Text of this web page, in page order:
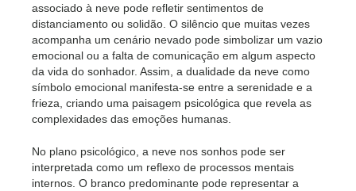
associado à neve pode refletir sentimentos de
distanciamento ou solidão. O silêncio que muitas vezes
acompanha um cenário nevado pode simbolizar um vazio
emocional ou a falta de comunicação em algum aspecto
da vida do sonhador. Assim, a dualidade da neve como
símbolo emocional manifesta-se entre a serenidade e a
frieza, criando uma paisagem psicológica que revela as
complexidades das emoções humanas.
No plano psicológico, a neve nos sonhos pode ser
interpretada como um reflexo de processos mentais
internos. O branco predominante pode representar a